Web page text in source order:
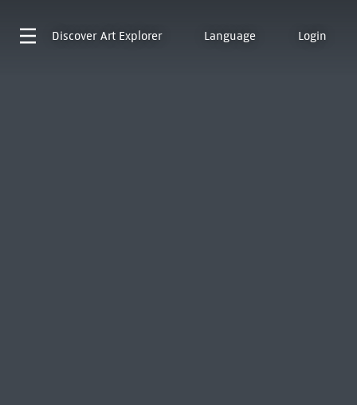
Discover Art Explorer Language Login